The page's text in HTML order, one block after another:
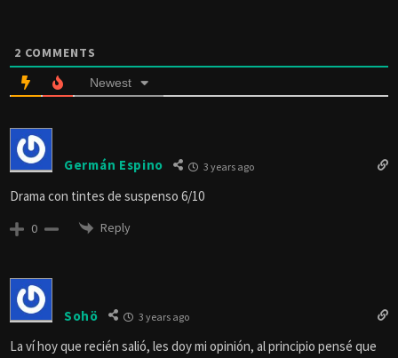
2 COMMENTS
Newest
Germán Espino 3 years ago
Drama con tintes de suspenso 6/10
0 Reply
Sohö 3 years ago
La ví hoy que recién salió, les doy mi opinión, al principio pensé que